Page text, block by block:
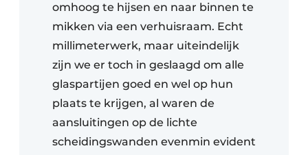
omhoog te hijsen en naar binnen te
mikken via een verhuisraam. Echt
millimeterwerk, maar uiteindelijk
zijn we er toch in geslaagd om alle
glaspartijen goed en wel op hun
plaats te krijgen, al waren de
aansluitingen op de lichte
scheidingswanden evenmin evident